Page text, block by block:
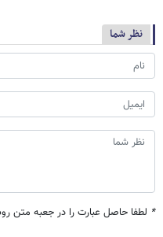
نظر شما
* لطفا حاصل عبارت را در جعبه متن